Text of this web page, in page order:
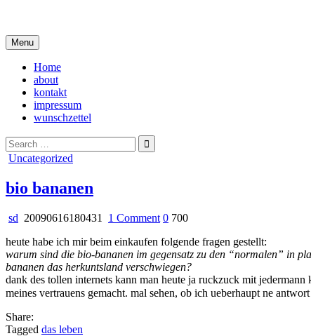
content
Menu
Home
about
kontakt
impressum
wunschzettel
Search
for:
Posted
Uncategorized
bio bananen
sd 20090616180431 1 Commenton
bananen
0 700
heute habe ich mir beim einkaufen folgende fragen gestellt:
warum sind die bio-bananen im gegensatz zu den “normalen” in
bananen das herkuntsland verschwiegen?
dank des tollen internets kann man heute ja ruckzuck mit
meines vertrauens gemacht. mal sehen, ob ich ueberhaupt ne
Share:
Tagged das leben